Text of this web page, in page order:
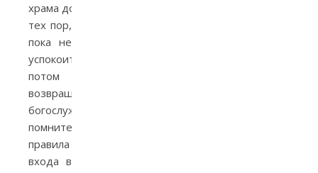
храма до
тех пор,
пока не
успокоится, а
потом
возвращайтесь к
богослужению. Но
помните
правила
входа в